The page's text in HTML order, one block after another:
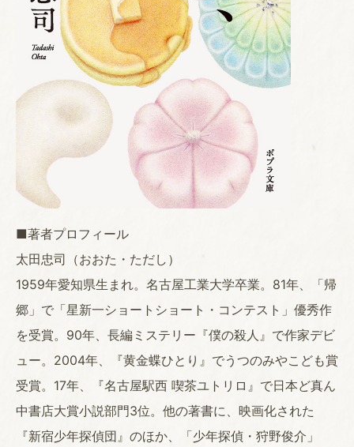
■著者プロフィール
太田忠司（おおた・ただし）
1959年愛知県生まれ。名古屋工業大学卒業。81年、「帰
郷」で「星新一ショートショート・コンテスト」優秀作
を受賞。90年、長編ミステリー『僕の殺人』で作家デビ
ュー。2004年、『黄金蝶ひとり』でうつのみやこども賞
受賞。17年、『名古屋駅西 喫茶ユトリロ』で日本ど真ん
中書店大賞小説部門3位。他の著書に、映画化された
『新宿少年探偵団』のほか、「少年探偵・狩野俊介」